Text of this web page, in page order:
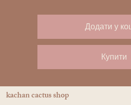
Додати у
Купити
kachan cactus shop